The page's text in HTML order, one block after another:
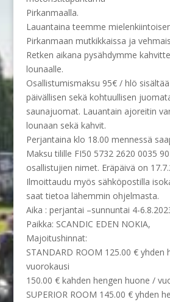
Pirkanmaalla.
Lauantaina teemme
Pirkanmaan mutkikkaissa ja
Retken aikana pysähdymme
lounaalle.
Osallistumismaksu 95€ / hlö
päivällisen sekä kohtuullisen
saunajuomat. Lauantain ajoreitin
lounaan sekä kahvit.
Perjantaina klo 18.00 mennessä
Maksu tilille FI50 5732 2620 0035
osallistujien nimet. Eräpäivä on
Ilmoittaudu myös sähköpostilla
saat tietoa lähemmin ohjelmasta.
Aika : perjantai –sunnuntai 4-
Paikka: SCANDIC EDEN NOKIA,
Majoitushinnat:
STANDARD ROOM 125.00 € yhden
vuorokausi
150.00 € kahden hengen huone /
SUPERIOR ROOM 145.00 € yhden